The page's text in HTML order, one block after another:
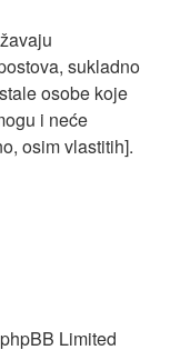
sukladno
osobe koje
i neće
osim vlastitih].
Limited